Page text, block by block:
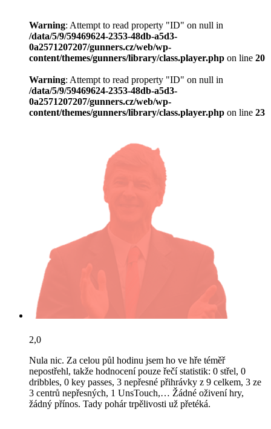
Warning: Attempt to read property "ID" on null in
/data/5/9/59469624-2353-48db-a5d3-
0a2571207207/gunners.cz/web/wp-
content/themes/gunners/library/class.player.php on line 20
Warning: Attempt to read property "ID" on null in
/data/5/9/59469624-2353-48db-a5d3-
0a2571207207/gunners.cz/web/wp-
content/themes/gunners/library/class.player.php on line 23
2,0
Nula nic. Za celou půl hodinu jsem ho ve hře téměř
nepostřehl, takže hodnocení pouze řečí statistik: 0 střel, 0
dribbles, 0 key passes, 3 nepřesné přihrávky z 9 celkem, 3 ze
3 centrů nepřesných, 1 UnsTouch,… Žádné oživení hry,
žádný přínos. Tady pohár trpělivosti už přetéká.